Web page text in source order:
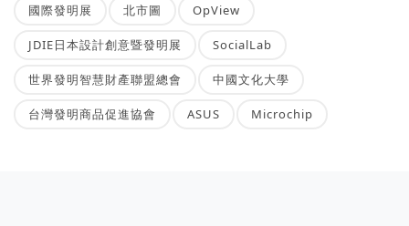
國際發明展 北市圖 OpView
JDIE日本設計創意暨發明展 SocialLab
世界發明智慧財產聯盟總會 中國文化大學
台灣發明商品促進協會 ASUS Microchip